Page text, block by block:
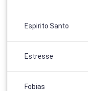
Espirito Santo
Estresse
Fobias